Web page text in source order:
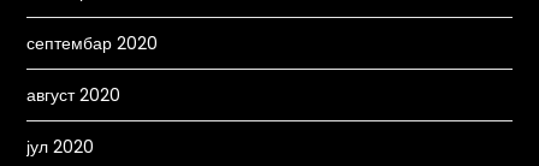
септембар 2020
август 2020
јул 2020